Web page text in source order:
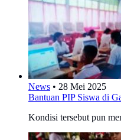
News • 28 Mei 2025
Bantuan PIP Siswa di
Kondisi tersebut pun